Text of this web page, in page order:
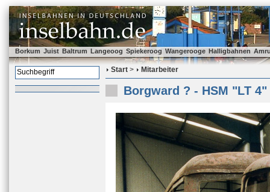
Borkum Juist Baltrum Langeoog Spiekeroog Wangerooge Halligbahnen
Start > Mitarbeiter
Borgward ? - HSM "LT 4"